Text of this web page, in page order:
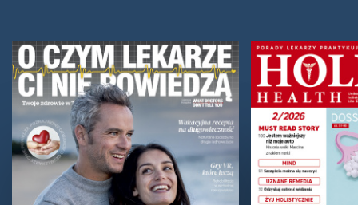
kolana
Ból stawów kolanowych podczas chodzenia?
Niewielka korekta ustawienia stóp może znacznie
złagodzić tego rodzaju dolegliwości. Obrócenie stopy
do...